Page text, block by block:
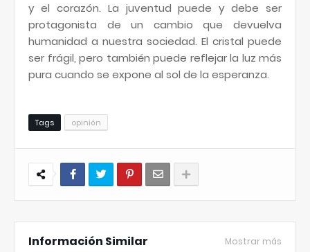
y el corazón. La juventud puede y debe ser
protagonista de un cambio que devuelva
humanidad a nuestra sociedad. El cristal puede
ser frágil, pero también puede reflejar la luz más
pura cuando se expone al sol de la esperanza.
Tags opinión
Información Similar Mostrar más